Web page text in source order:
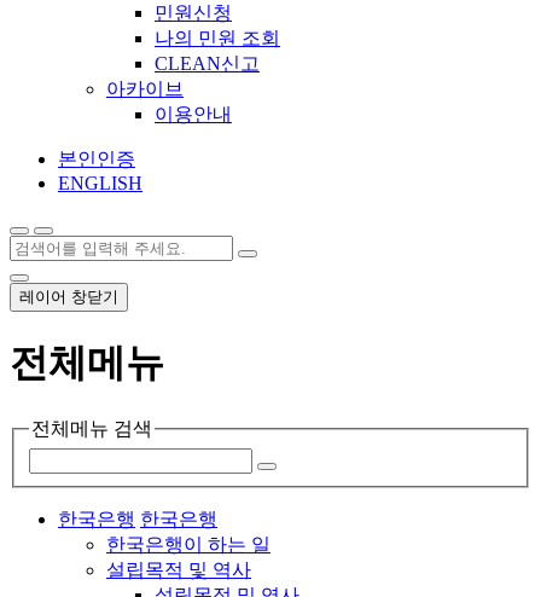
민원신청
나의 민원 조회
CLEAN신고
아카이브
이용안내
본인인증
ENGLISH
레이어 창닫기
전체메뉴
전체메뉴 검색
한국은행 한국은행
한국은행이 하는 일
설립목적 및 역사